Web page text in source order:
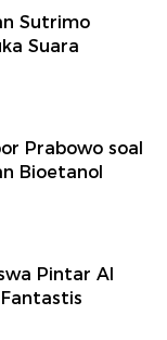
Sutrimo
Suara
Prabowo soal
Bioetanol
Pintar AI